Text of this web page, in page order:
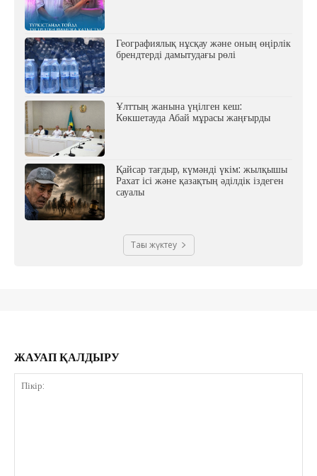
Географиялық нұсқау және оның өңірлік
брендтерді дамытудағы рөлі
Ұлттың жанына үңілген кеш:
Көкшетауда Абай мұрасы жаңғырды
Қайсар тағдыр, күмәнді үкім: жылқышы
Рахат ісі және қазақтың әділдік іздеген
сауалы
Тағы жүктеу
ЖАУАП ҚАЛДЫРУ